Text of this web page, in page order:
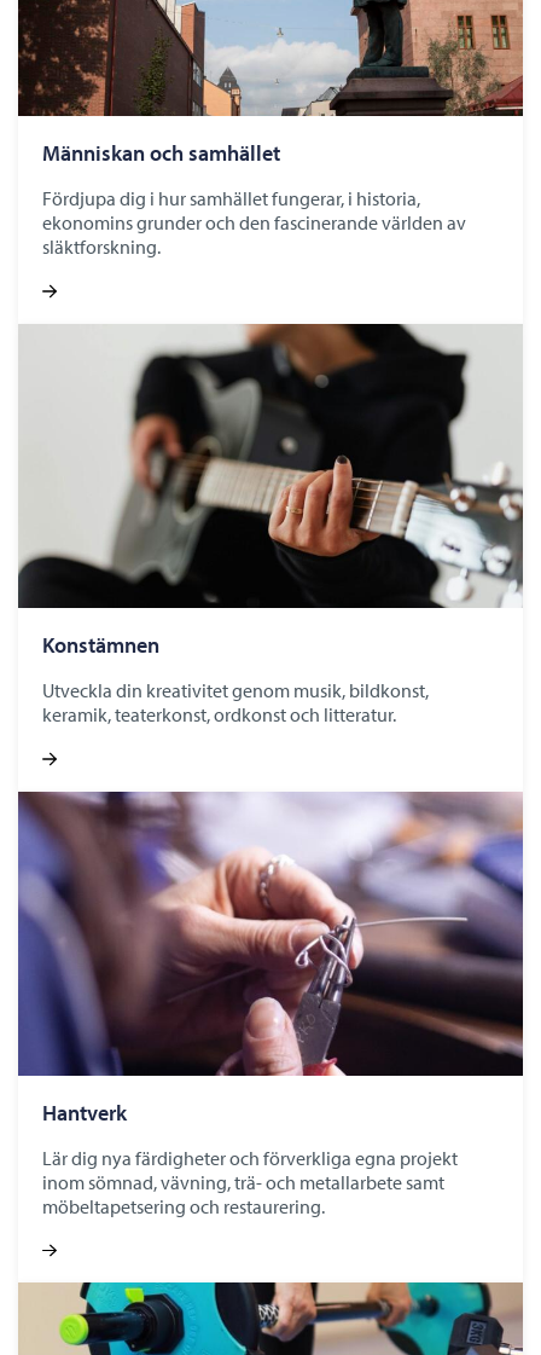
Människan och samhället
Fördjupa dig i hur samhället fungerar, i historia,
ekonomins grunder och den fascinerande världen av
släktforskning.
Konstämnen
Utveckla din kreativitet genom musik, bildkonst,
keramik, teaterkonst, ordkonst och litteratur.
Hantverk
Lär dig nya färdigheter och förverkliga egna projekt
inom sömnad, vävning, trä- och metallarbete samt
möbeltapetsering och restaurering.